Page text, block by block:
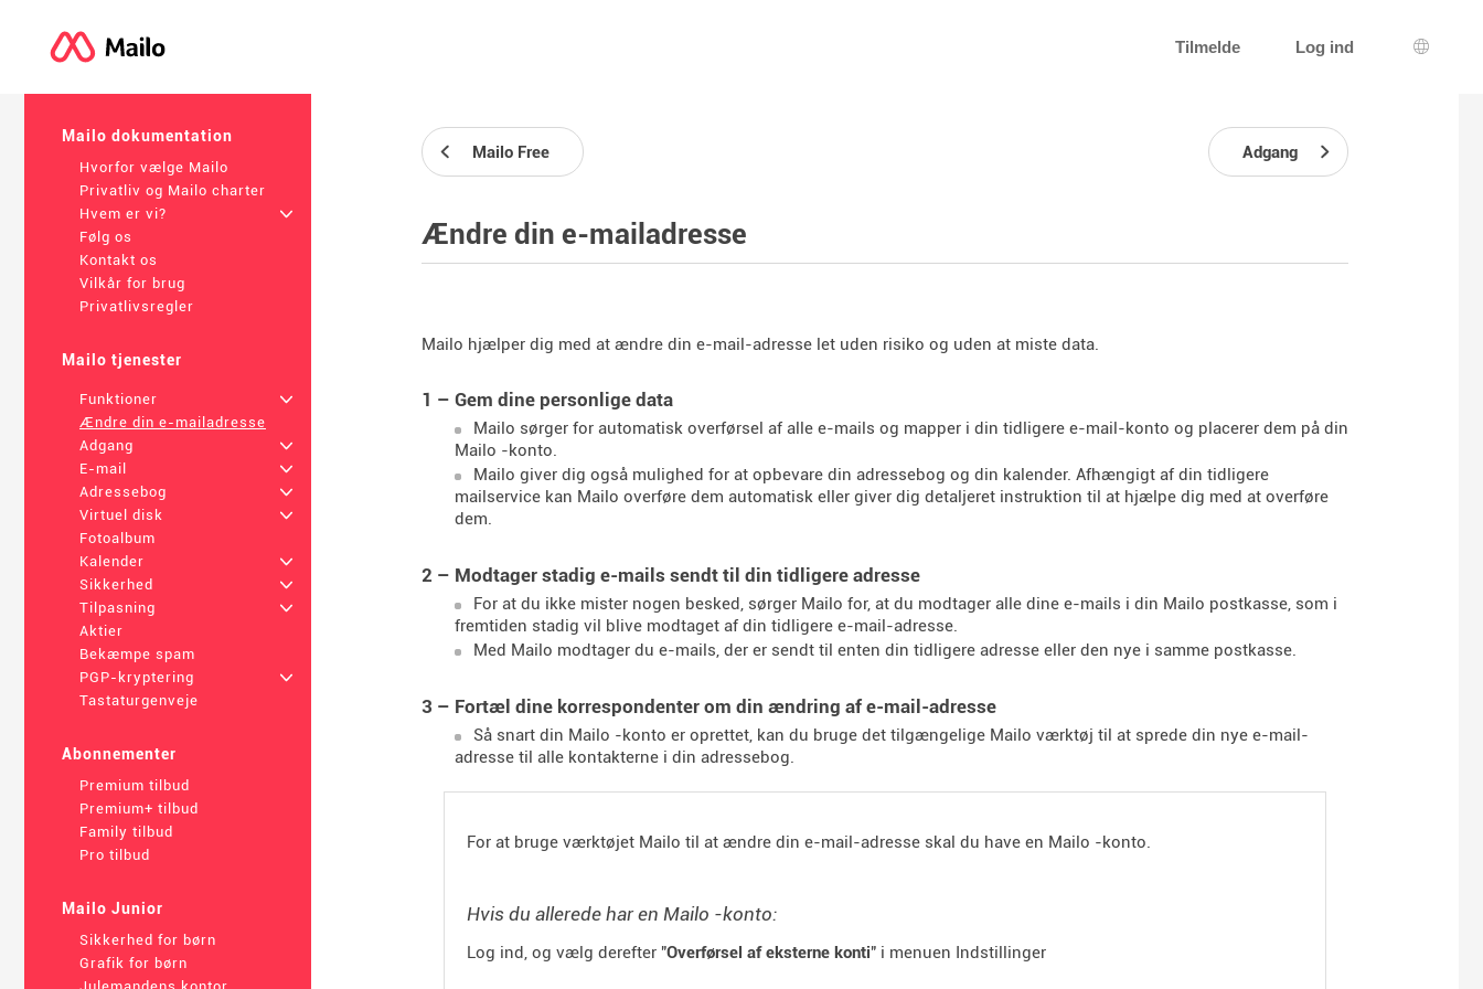
Tilmelde Log ind
Mailo dokumentation
Hvorfor vælge Mailo
Privatliv og Mailo charter
Hvem er vi?
+
Følg os
Kontakt os
Vilkår for brug
Privatlivsregler
Mailo tjenester
Funktioner
+
Ændre din e-mailadresse
Adgang
+
E-mail
+
Adressebog
+
Virtuel disk
+
Fotoalbum
Kalender
+
Sikkerhed
+
Tilpasning
+
Aktier
Bekæmpe spam
PGP-kryptering
+
Tastaturgenveje
Abonnementer
Premium tilbud
Premium+ tilbud
Family tilbud
Pro tilbud
Mailo Junior
Sikkerhed for børn
Grafik for børn
Mailo Free Adgang
Ændre din e-mailadresse
Mailo hjælper dig med at ændre din e-mail-adresse let uden risiko og uden at miste data.
1 – Gem dine personlige data
Mailo sørger for automatisk overførsel af alle e-mails og mapper i din tidligere e-mail-konto og placerer dem på din
Mailo -konto.
Mailo giver dig også mulighed for at opbevare din adressebog og din kalender. Afhængigt af din tidligere
mailservice kan Mailo overføre dem automatisk eller giver dig detaljeret instruktion til at hjælpe dig med at overføre
dem.
2 – Modtager stadig e-mails sendt til din tidligere adresse
For at du ikke mister nogen besked, sørger Mailo for, at du modtager alle dine e-mails i din Mailo postkasse, som i
fremtiden stadig vil blive modtaget af din tidligere e-mail-adresse.
Med Mailo modtager du e-mails, der er sendt til enten din tidligere adresse eller den nye i samme postkasse.
3 – Fortæl dine korrespondenter om din ændring af e-mail-adresse
Så snart din Mailo -konto er oprettet, kan du bruge det tilgængelige Mailo værktøj til at sprede din nye e-mail-
adresse til alle kontakterne i din adressebog.
For at bruge værktøjet Mailo til at ændre din e-mail-adresse skal du have en Mailo -konto.
Hvis du allerede har en Mailo -konto:
Log ind, og vælg derefter "Overførsel af eksterne konti" i menuen Indstillinger